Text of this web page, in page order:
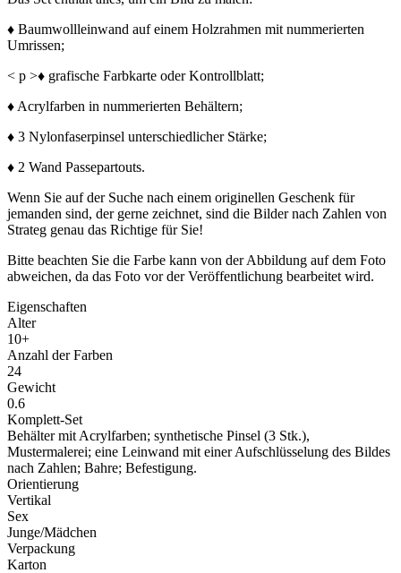
♦ Baumwollleinwand auf einem Holzrahmen mit nummerierten
Umrissen;
< p >♦ grafische Farbkarte oder Kontrollblatt;
♦ Acrylfarben in nummerierten Behältern;
♦ 3 Nylonfaserpinsel unterschiedlicher Stärke;
♦ 2 Wand Passepartouts.
Wenn Sie auf der Suche nach einem originellen Geschenk für
jemanden sind, der gerne zeichnet, sind die Bilder nach Zahlen von
Strateg genau das Richtige für Sie!
Bitte beachten Sie die Farbe kann von der Abbildung auf dem Foto
abweichen, da das Foto vor der Veröffentlichung bearbeitet wird.
Eigenschaften
Alter
10+
Anzahl der Farben
24
Gewicht
0.6
Komplett-Set
Behälter mit Acrylfarben; synthetische Pinsel (3 Stk.),
Mustermalerei; eine Leinwand mit einer Aufschlüsselung des Bildes
nach Zahlen; Bahre; Befestigung.
Orientierung
Vertikal
Sex
Junge/Mädchen
Verpackung
Karton